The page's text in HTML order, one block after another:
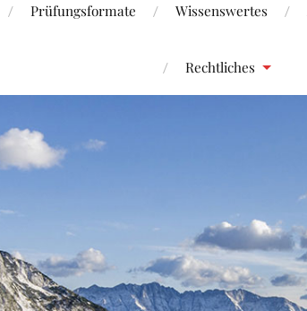
Prüfungsformate Wissenswertes
Rechtliches